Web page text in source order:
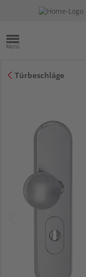
Türbeschläge